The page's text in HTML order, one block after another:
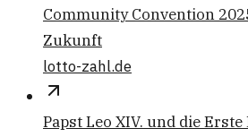
Community Convention
Zukunft
lotto-zahl.de
Papst Leo XIV. und die